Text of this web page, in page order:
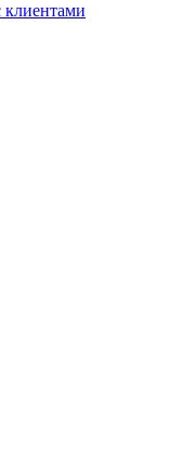
клиентами